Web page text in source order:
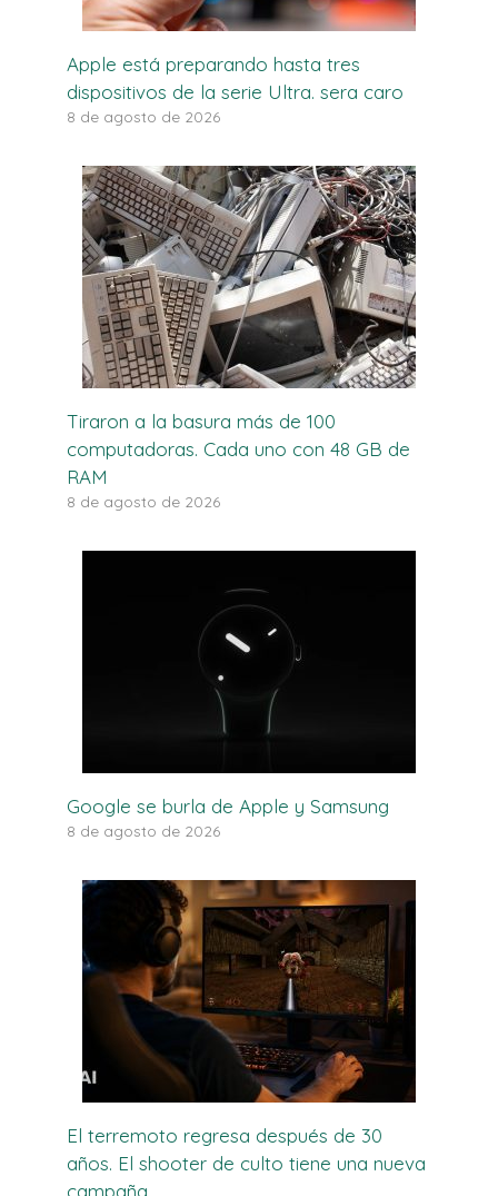
Apple está preparando hasta tres
dispositivos de la serie Ultra. sera caro
8 de agosto de 2026
Tiraron a la basura más de 100
computadoras. Cada uno con 48 GB de
RAM
8 de agosto de 2026
Google se burla de Apple y Samsung
8 de agosto de 2026
El terremoto regresa después de 30
años. El shooter de culto tiene una nueva
campaña.